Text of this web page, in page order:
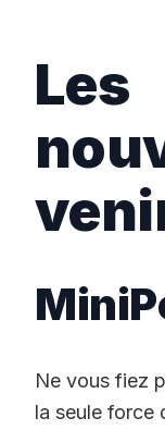
Les
Ne vous fiez
la seule force